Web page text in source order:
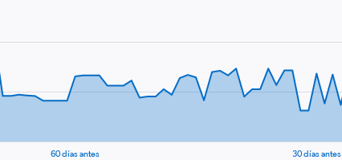
60 días antes 30 días antes